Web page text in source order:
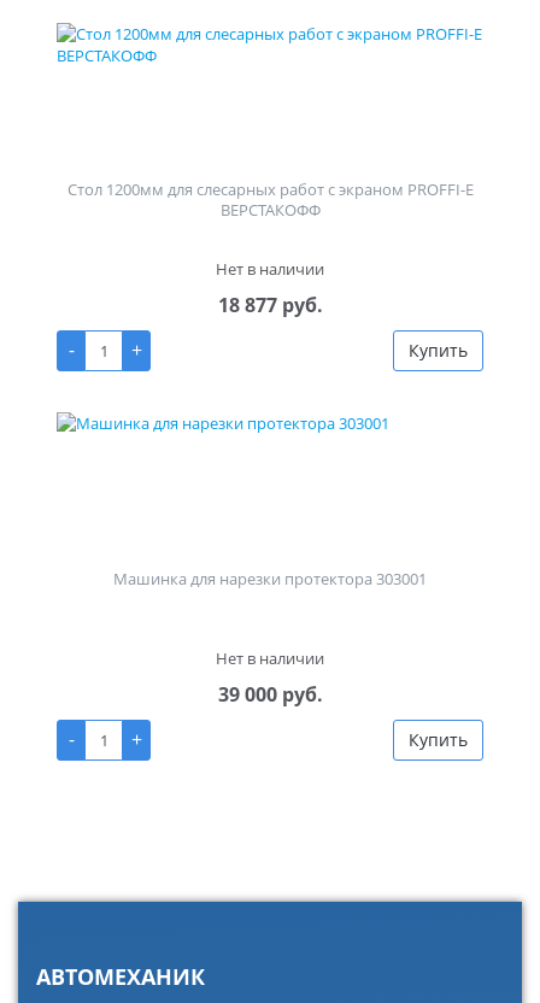
Стол 1200мм для слесарных работ с экраном PROFFI-E
ВЕРСТАКОФФ
Нет в наличии
18 877 руб.
-
+ Купить
Машинка для нарезки протектора 303001
Нет в наличии
39 000 руб.
-
+ Купить
АВТОМЕХАНИК